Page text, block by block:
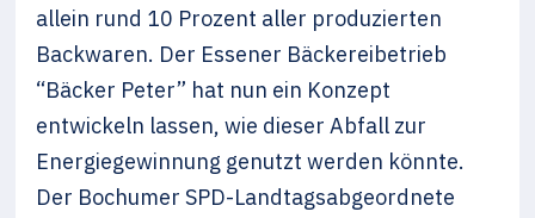
allein rund 10 Prozent aller produzierten
Backwaren. Der Essener Bäckereibetrieb
“Bäcker Peter” hat nun ein Konzept
entwickeln lassen, wie dieser Abfall zur
Energiegewinnung genutzt werden könnte.
Der Bochumer SPD-Landtagsabgeordnete